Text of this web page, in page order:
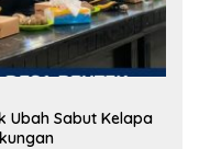
Ubah Sabut Kelapa